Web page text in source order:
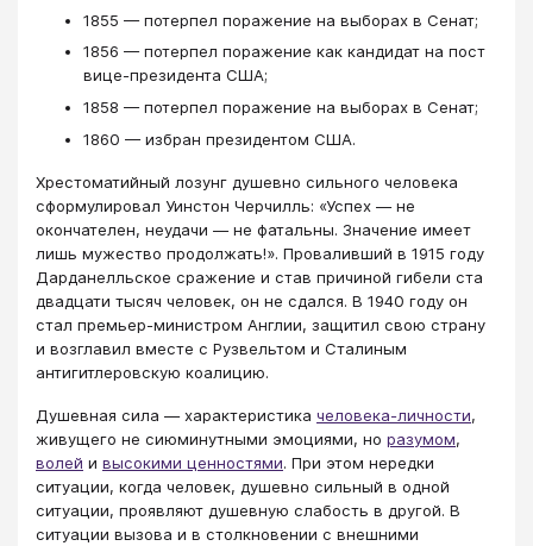
1855 — потерпел поражение на выборах в Сенат;
1856 — потерпел поражение как кандидат на пост
вице-президента США;
1858 — потерпел поражение на выборах в Сенат;
1860 — избран президентом США.
Хрестоматийный лозунг душевно сильного человека
сформулировал Уинстон Черчилль: «Успех — не
окончателен, неудачи — не фатальны. Значение имеет
лишь мужество продолжать!». Проваливший в 1915 году
Дарданелльское сражение и став причиной гибели ста
двадцати тысяч человек, он не сдался. В 1940 году он
стал премьер-министром Англии, защитил свою страну
и возглавил вместе с Рузвельтом и Сталиным
антигитлеровскую коалицию.
Душевная сила — характеристика человека-личности,
живущего не сиюминутными эмоциями, но разумом,
волей и высокими ценностями. При этом нередки
ситуации, когда человек, душевно сильный в одной
ситуации, проявляют душевную слабость в другой. В
ситуации вызова и в столкновении с внешними